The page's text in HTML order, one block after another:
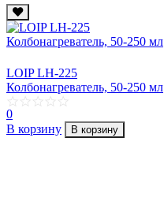
LOIP LH-225
Колбонагреватель, 50-250 мл
0
В корзину
В корзину